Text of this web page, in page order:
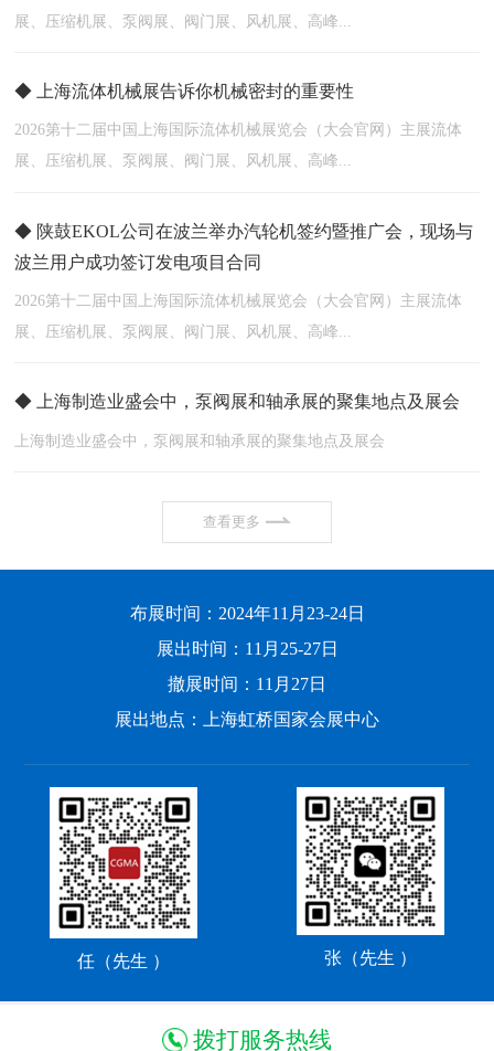
展、压缩机展、泵阀展、阀门展、风机展、高峰...
◆ 上海流体机械展告诉你机械密封的重要性
2026第十二届中国上海国际流体机械展览会（大会官网）主展流体
展、压缩机展、泵阀展、阀门展、风机展、高峰...
◆ 陕鼓EKOL公司在波兰举办汽轮机签约暨推广会，现场与
波兰用户成功签订发电项目合同
2026第十二届中国上海国际流体机械展览会（大会官网）主展流体
展、压缩机展、泵阀展、阀门展、风机展、高峰...
◆ 上海制造业盛会中，泵阀展和轴承展的聚集地点及展会
上海制造业盛会中，泵阀展和轴承展的聚集地点及展会
查看更多
布展时间：2024年11月23-24日
展出时间：11月25-27日
撤展时间：11月27日
展出地点：上海虹桥国家会展中心
任（先生 ） 张（先生 ）
拨打服务热线